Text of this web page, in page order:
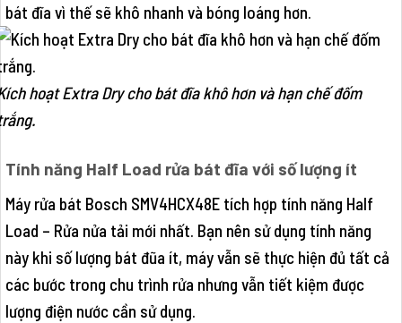
bát đĩa vì thế sẽ khô nhanh và bóng loáng hơn.
hoạt Extra Dry cho bát đĩa khô hơn và hạn chế đốm
Tính năng Half Load rửa bát đĩa với số lượng ít
Máy rửa bát Bosch SMV4HCX48E tích hợp tính năng Half
Load – Rửa nửa tải mới nhất. Bạn nên sử dụng tính năng
này khi số lượng bát đũa ít, máy vẫn sẽ thực hiện đủ tất cả
các bước trong chu trình rửa nhưng vẫn tiết kiệm được
lượng điện nước cần sử dụng.